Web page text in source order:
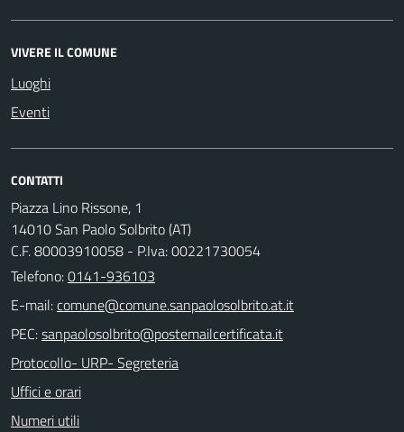
VIVERE IL COMUNE
Luoghi
Eventi
CONTATTI
Piazza Lino Rissone, 1
14010 San Paolo Solbrito (AT)
C.F. 80003910058 - P.Iva: 00221730054
Telefono:0141-936103
E-mail:
PEC:
Protocollo- URP- Segreteria
Uffici e orari
Numeri utili